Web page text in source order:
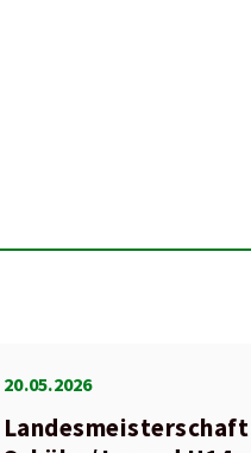
20.05.2026
Landesmeisterschaft